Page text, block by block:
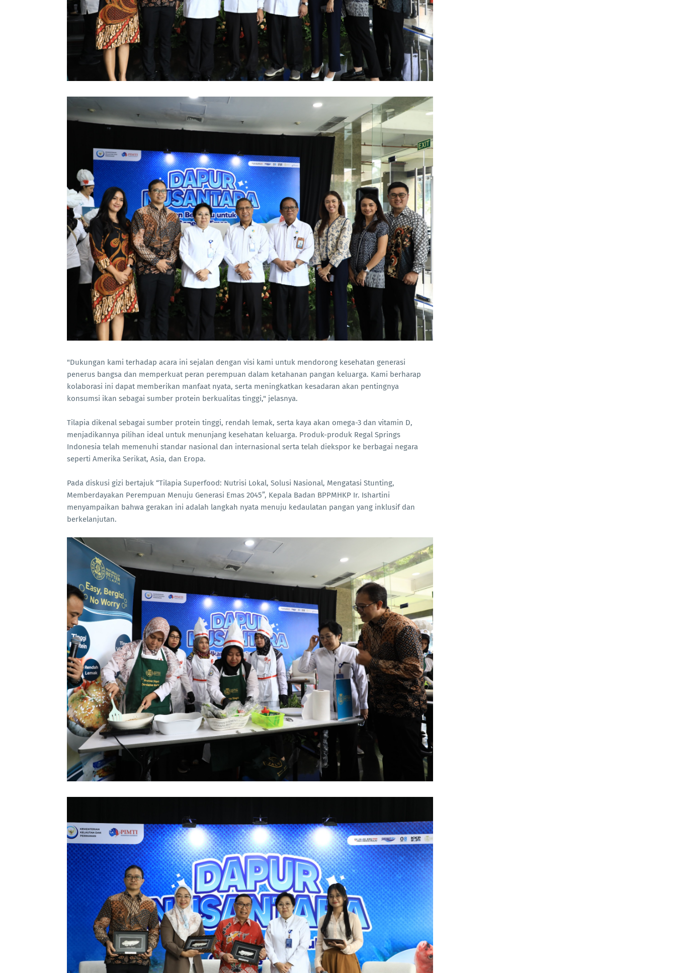
"Dukungan kami terhadap acara ini sejalan dengan visi kami untuk mendorong kesehatan generasi
penerus bangsa dan memperkuat peran perempuan dalam ketahanan pangan keluarga. Kami berharap
kolaborasi ini dapat memberikan manfaat nyata, serta meningkatkan kesadaran akan pentingnya
konsumsi ikan sebagai sumber protein berkualitas tinggi," jelasnya.
Tilapia dikenal sebagai sumber protein tinggi, rendah lemak, serta kaya akan omega-3 dan vitamin D,
menjadikannya pilihan ideal untuk menunjang kesehatan keluarga. Produk-produk Regal Springs
Indonesia telah memenuhi standar nasional dan internasional serta telah diekspor ke berbagai negara
seperti Amerika Serikat, Asia, dan Eropa.
Pada diskusi gizi bertajuk “Tilapia Superfood: Nutrisi Lokal, Solusi Nasional, Mengatasi Stunting,
Memberdayakan Perempuan Menuju Generasi Emas 2045”, Kepala Badan BPPMHKP Ir. Ishartini
menyampaikan bahwa gerakan ini adalah langkah nyata menuju kedaulatan pangan yang inklusif dan
berkelanjutan.